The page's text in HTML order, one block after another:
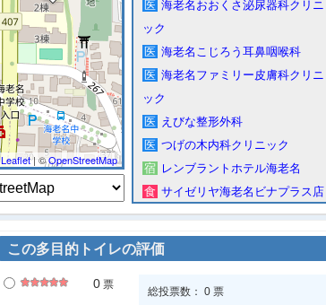
Leaflet| ©OpenStreetMap
医 海老名おおくさ泌尿器科クリニ
ック
医 海老名こじろう耳鼻咽喉科
医 海老名ファミリー皮膚科クリニ
ック
医 えびな整形外科
医 つげの木内科クリニック
宿 レンブラントホテル海老名
食 サイゼリヤ海老名ビナプラス店
店ドコモショップ海老名駅前店
他海老名中央公園地下駐車場トイ
レ
他 海老名中央公園公衆トイレ
この多目的トイレの評価
0 票
総投票数： 0 票